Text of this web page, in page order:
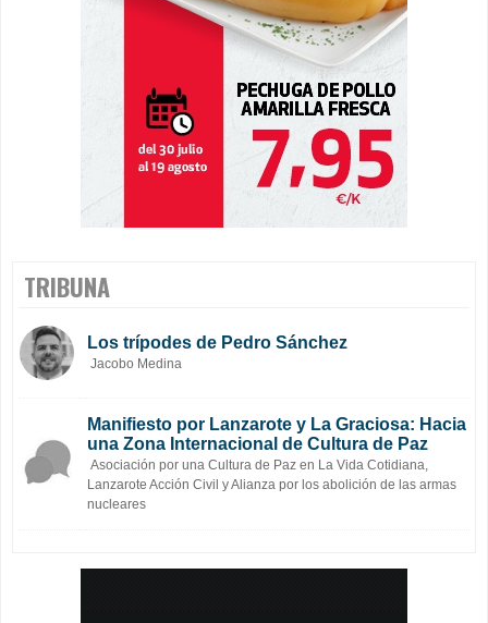
TRIBUNA
Los trípodes de Pedro Sánchez
Jacobo Medina
Manifiesto por Lanzarote y La Graciosa: Hacia
una Zona Internacional de Cultura de Paz
Asociación por una Cultura de Paz en La Vida Cotidiana,
Lanzarote Acción Civil y Alianza por los abolición de las armas
nucleares